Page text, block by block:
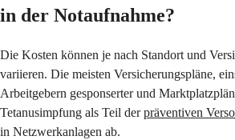
in der Notaufnahme?
Die Kosten können je nach Standort und
variieren. Die meisten Versicherungspläne,
Arbeitgebern gesponserter und
Tetanusimpfung als Teil derpräventiven
in Netzwerkanlagen ab.